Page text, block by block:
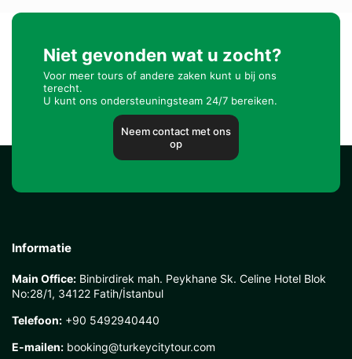
Niet gevonden wat u zocht?
Voor meer tours of andere zaken kunt u bij ons
terecht.
U kunt ons ondersteuningsteam 24/7 bereiken.
Neem contact met ons
op
Informatie
Main Office: Binbirdirek mah. Peykhane Sk. Celine Hotel Blok
No:28/1, 34122 Fatih/İstanbul
Telefoon: +90 5492940440
E-mailen: booking@turkeycitytour.com